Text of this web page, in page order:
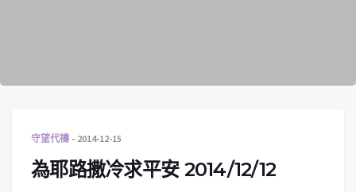
守望代禱 2014-12-15
為耶路撒冷求平安 2014/12/12